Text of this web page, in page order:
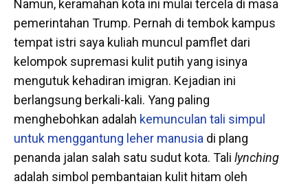
Namun, keramahan kota ini mulai tercela di masa
pemerintahan Trump. Pernah di tembok kampus
tempat istri saya kuliah muncul pamflet dari
kelompok supremasi kulit putih yang isinya
mengutuk kehadiran imigran. Kejadian ini
berlangsung berkali-kali. Yang paling
menghebohkan adalah kemunculan tali simpul
untuk menggantung leher manusia di plang
penanda jalan salah satu sudut kota. Tali lynching
adalah simbol pembantaian kulit hitam oleh